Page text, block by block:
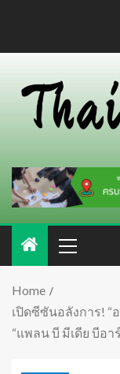
Home
เปิดซีซันอลังการ!
“แพลน บี มีเดีย บีอา